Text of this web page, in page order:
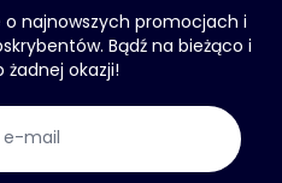
o najnowszych promocjach i
Bądź na bieżąco i
żadnej okazji!